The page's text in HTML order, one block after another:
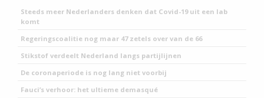
Steeds meer Nederlanders denken dat Covid-19 uit een lab
komt
Regeringscoalitie nog maar 47 zetels over van de 66
Stikstof verdeelt Nederland langs partijlijnen
De coronaperiode is nog lang niet voorbij
Fauci’s verhoor: het ultieme demasqué